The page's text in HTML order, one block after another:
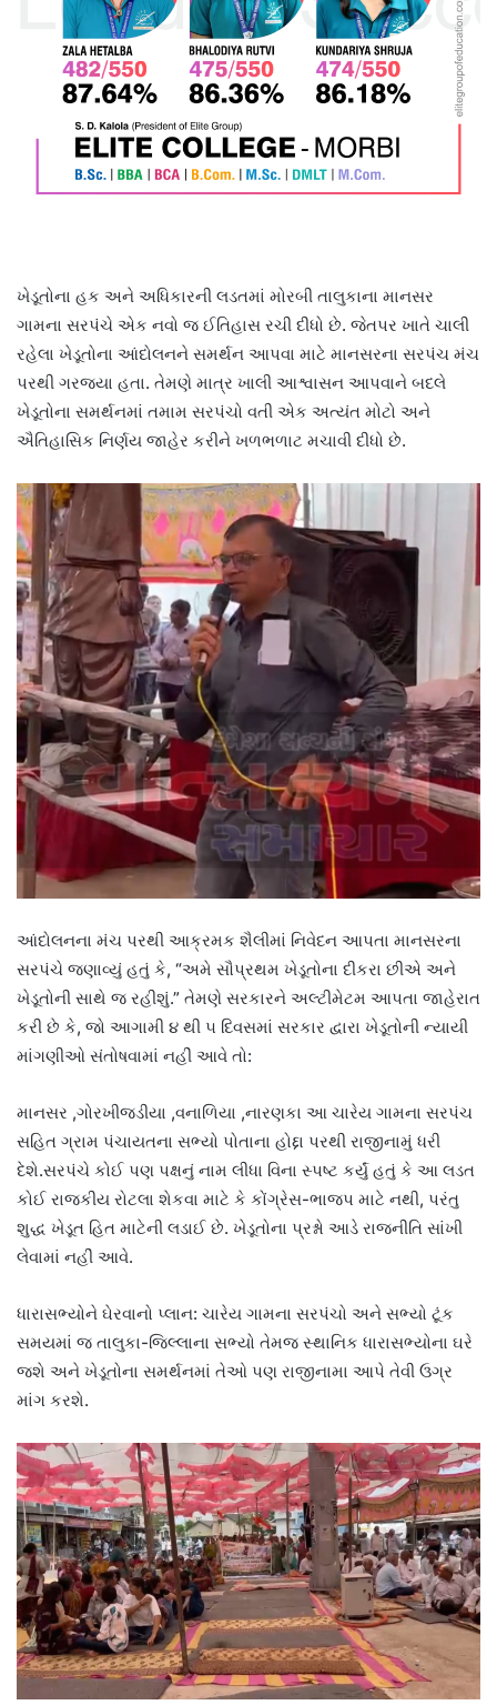
ખેડૂતોના હક અને અધિકારની લડતમાં મોરબી તાલુકાના માનસર
ગામના સરપંચે એક નવો જ ઈતિહાસ રચી દીધો છે. જેતપર ખાતે ચાલી
રહેલા ખેડૂતોના આંદોલનને સમર્થન આપવા માટે માનસરના સરપંચ મંચ
પરથી ગરજ્યા હતા. તેમણે માત્ર ખાલી આશ્વાસન આપવાને બદલે
ખેડૂતોના સમર્થનમાં તમામ સરપંચો વતી એક અત્યંત મોટો અને
ઐતિહાસિક નિર્ણય જાહેર કરીને ખળભળાટ મચાવી દીધો છે.
આંદોલનના મંચ પરથી આક્રમક શૈલીમાં નિવેદન આપતા માનસરના
સરપંચે જણાવ્યું હતું કે, “અમે સૌપ્રથમ ખેડૂતોના દીકરા છીએ અને
ખેડૂતોની સાથે જ રહીશું.” તેમણે સરકારને અલ્ટીમેટમ આપતા જાહેરાત
કરી છે કે, જો આગામી ૪ થી ૫ દિવસમાં સરકાર દ્વારા ખેડૂતોની ન્યાયી
માંગણીઓ સંતોષવામાં નહીં આવે તો:
માનસર ,ગોરખીજડીયા ,વનાળિયા ,નારણકા આ ચારેય ગામના સરપંચ
સહિત ગ્રામ પંચાયતના સભ્યો પોતાના હોદ્દા પરથી રાજીનામું ધરી
દેશે.સરપંચે કોઈ પણ પક્ષનું નામ લીધા વિના સ્પષ્ટ કર્યું હતું કે આ લડત
કોઈ રાજકીય રોટલા શેકવા માટે કે કોંગ્રેસ-ભાજપ માટે નથી, પરંતુ
શુદ્ધ ખેડૂત હિત માટેની લડાઈ છે. ખેડૂતોના પ્રશ્નો આડે રાજનીતિ સાંખી
લેવામાં નહીં આવે.
ધારાસભ્યોને ઘેરવાનો પ્લાન: ચારેય ગામના સરપંચો અને સભ્યો ટૂંક
સમયમાં જ તાલુકા-જિલ્લાના સભ્યો તેમજ સ્થાનિક ધારાસભ્યોના ઘરે
જશે અને ખેડૂતોના સમર્થનમાં તેઓ પણ રાજીનામા આપે તેવી ઉગ્ર
માંગ કરશે.